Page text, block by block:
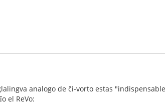
analogo de ĉi-vorto estas
el ReVo: